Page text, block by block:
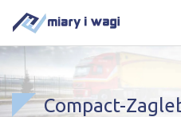
Compact-